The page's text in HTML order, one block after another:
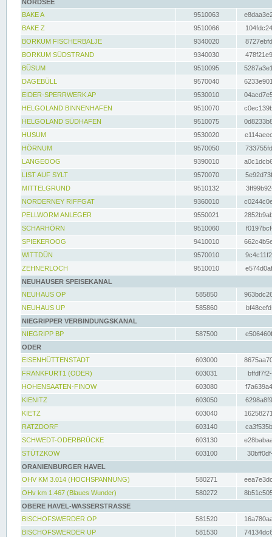
NORDSEE
BAKE A
9510063
BAKE Z
9510066
BORKUM FISCHERBALJE
9340020
BORKUM SÜDSTRAND
9340030
BÜSUM
9510095
DAGEBÜLL
9570040
EIDER-SPERRWERK AP
9530010
HELGOLAND BINNENHAFEN
9510070
HELGOLAND SÜDHAFEN
9510075
HUSUM
9530020
HÖRNUM
9570050
LANGEOOG
9390010
LIST AUF SYLT
9570070
MITTELGRUND
9510132
NORDERNEY RIFFGAT
9360010
PELLWORM ANLEGER
9550021
SCHARHÖRN
9510060
SPIEKEROOG
9410010
WITTDÜN
9570010
ZEHNERLOCH
9510010
NEUHAUSER SPEISEKANAL
NEUHAUS OP
585850
NEUHAUS UP
585860
NIEGRIPPER VERBINDUNGSKANAL
NIEGRIPP BP
587500
ODER
EISENHÜTTENSTADT
603000
FRANKFURT1 (ODER)
603031
HOHENSAATEN-FINOW
603080
KIENITZ
603050
KIETZ
603040
RATZDORF
603140
SCHWEDT-ODERBRÜCKE
603130
STÜTZKOW
603100
ORANIENBURGER HAVEL
OHV KM 3.014 (HOCHSPANNUNG)
580271
OHv km 1.467 (Blaues Wunder)
580272
OBERE HAVEL-WASSERSTRASSE
BISCHOFSWERDER OP
581520
BISCHOFSWERDER UP
581530